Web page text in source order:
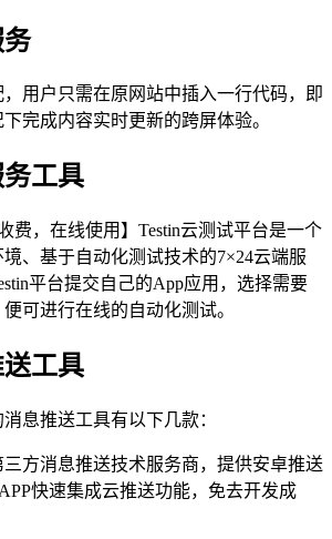
，用户只需在原网站中插入一行代码，即
完成内容实时更新的跨屏体验。
工具
收费，在线使用】Testin云测试平台是一个
、基于自动化测试技术的7×24云端服
平台提交自己的App应用，选择需要
可进行在线的自动化测试。
工具
息推送工具有以下几款：
方消息推送技术服务商，提供安卓推送
快速集成云推送功能，免去开发成